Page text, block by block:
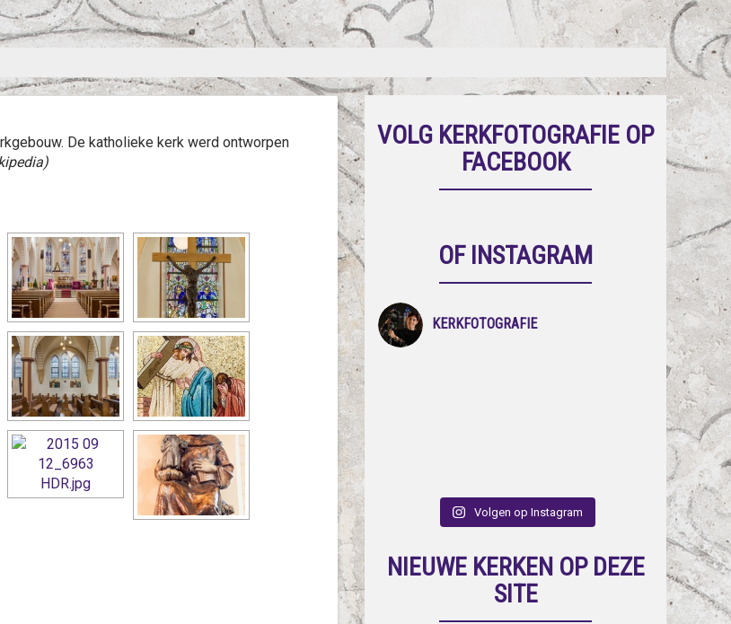
De katholieke kerk werd ontworpen
VOLG KERKFOTOGRAFIE OP
FACEBOOK
OF INSTAGRAM
KERKFOTOGRAFIE
Volgen op Instagram
NIEUWE KERKEN OP DEZE
SITE